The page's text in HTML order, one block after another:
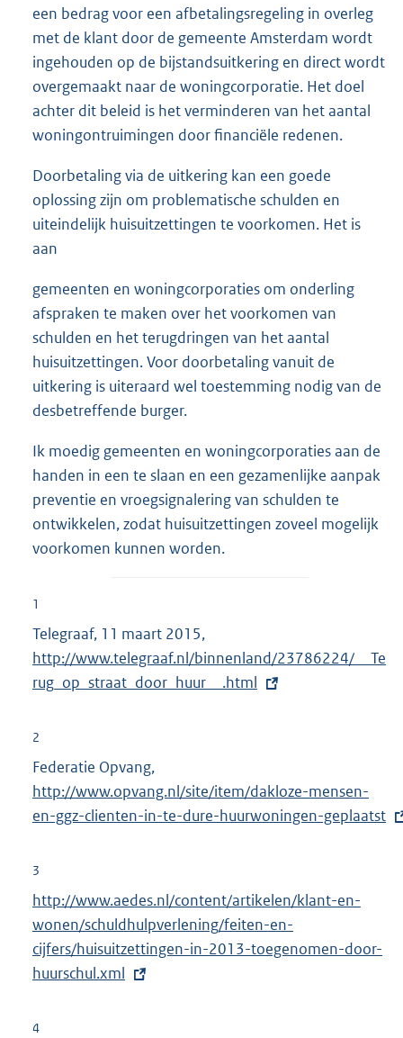
een bedrag voor een afbetalingsregeling in overleg
met de klant door de gemeente Amsterdam wordt
ingehouden op de bijstandsuitkering en direct wordt
overgemaakt naar de woningcorporatie. Het doel
achter dit beleid is het verminderen van het aantal
woningontruimingen door financiële redenen.
Doorbetaling via de uitkering kan een goede
oplossing zijn om problematische schulden en
uiteindelijk huisuitzettingen te voorkomen. Het is
aan
gemeenten en woningcorporaties om onderling
afspraken te maken over het voorkomen van
schulden en het terugdringen van het aantal
huisuitzettingen. Voor doorbetaling vanuit de
uitkering is uiteraard wel toestemming nodig van de
desbetreffende burger.
Ik moedig gemeenten en woningcorporaties aan de
handen in een te slaan en een gezamenlijke aanpak
preventie en vroegsignalering van schulden te
ontwikkelen, zodat huisuitzettingen zoveel mogelijk
voorkomen kunnen worden.
1
Telegraaf, 11 maart 2015,
x
t
l
i
:
http://www.telegraaf.nl/binnenland/23786224/__Te
rug_op_straat_door_huur__.html
2
Federatie Opvang,
x
t
e
l
i
http://www.opvang.nl/site/item/dakloze-mensen-
en-ggz-clienten-in-te-dure-huurwoningen-geplaatst
3
E
x
t
e
n
http://www.aedes.nl/content/artikelen/klant-en-
wonen/schuldhulpverlening/feiten-en-
cijfers/huisuitzettingen-in-2013-toegenomen-door-
huurschul.xml
4